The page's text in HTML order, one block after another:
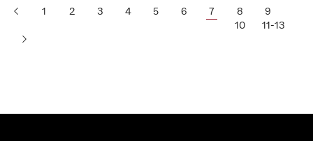
1 2 3 4 5 6 7 8
9
10
11-13